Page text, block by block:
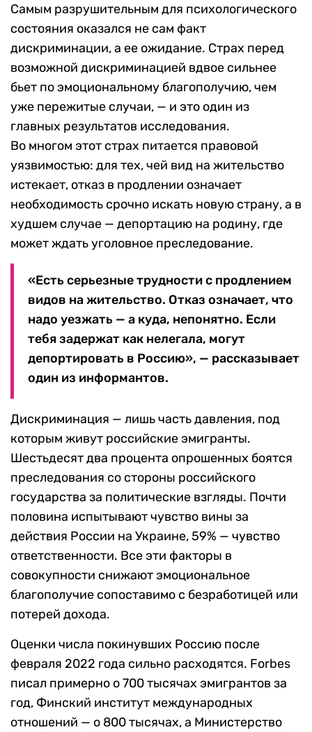
Самым разрушительным для психологического
состояния оказался не сам факт
дискриминации, а ее ожидание. Страх перед
возможной дискриминацией вдвое сильнее
бьет по эмоциональному благополучию, чем
уже пережитые случаи, — и это один из
главных результатов исследования.
Во многом этот страх питается правовой
уязвимостью: для тех, чей вид на жительство
истекает, отказ в продлении означает
необходимость срочно искать новую страну, а в
худшем случае — депортацию на родину, где
может ждать уголовное преследование.
«Есть серьезные трудности с продлением
видов на жительство. Отказ означает, что
надо уезжать — а куда, непонятно. Если
тебя задержат как нелегала, могут
депортировать в Россию», — рассказывает
один из информантов.
Дискриминация — лишь часть давления, под
которым живут российские эмигранты.
Шестьдесят два процента опрошенных боятся
преследования со стороны российского
государства за политические взгляды. Почти
половина испытывают чувство вины за
действия России на Украине, 59% — чувство
ответственности. Все эти факторы в
совокупности снижают эмоциональное
благополучие сопоставимо с безработицей или
потерей дохода.
Оценки числа покинувших Россию после
февраля 2022 года сильно расходятся. Forbes
писал примерно о 700 тысячах эмигрантов за
год, Финский институт международных
отношений — о 800 тысячах, а Министерство